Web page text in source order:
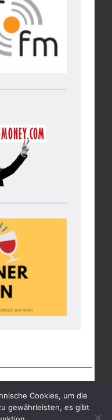
IMPRESSUM
Cookies, um die
gewährleisten, es gibt